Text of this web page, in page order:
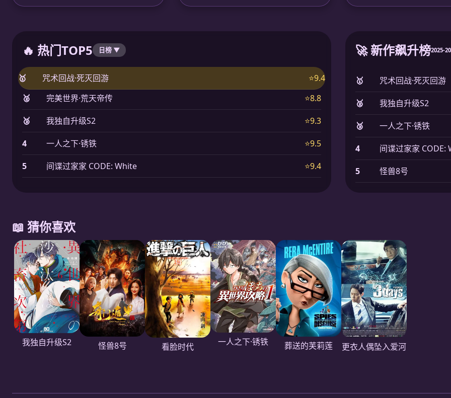
🔥 热门TOP5 日榜 ▼
🥇 咒术回战·死灭回游
⭐9.4
🥈
完美世界·荒天帝传 ⭐8.8
🥉 我独自升级S2 ⭐9.3
4 一人之下·锈铁 ⭐9.5
5 间谍过家家 CODE: White ⭐9.4
🚀 新作飙升榜2025-
🥇 咒术回战·死灭回游
🥈 我独自升级S2
🥉 一人之下·锈铁
4 间谍过家家 CODE:
5 怪兽8号
📖 猜你喜欢
我独自升级S2 怪兽8号 看脸时代 一人之下·锈铁 葬送的芙莉莲 更衣人偶坠入爱河